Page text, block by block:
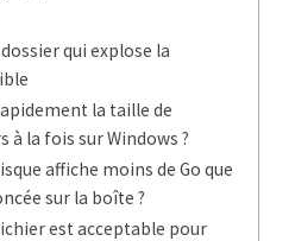
qui explose la
la taille de
à la fois sur Windows ?
affiche moins de Go que
sur la boîte ?
est acceptable pour